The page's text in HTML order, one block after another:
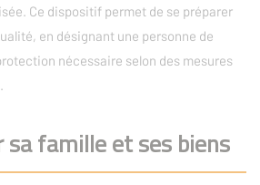
Ce dispositif permet de se préparer
en désignant une personne de
nécessaire selon des mesures
sa famille et ses biens